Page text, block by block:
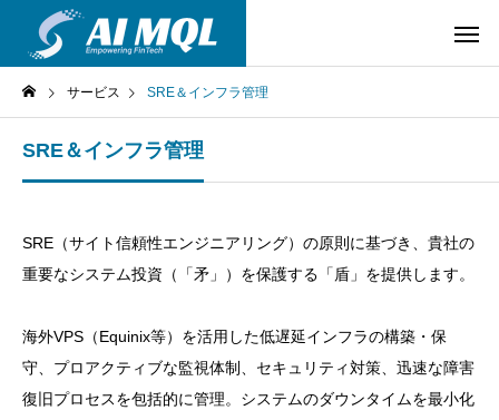
サービス SRE＆インフラ管理
SRE＆インフラ管理
SRE（サイト信頼性エンジニアリング）の原則に基づき、貴社の
重要なシステム投資（「矛」）を保護する「盾」を提供します。
海外VPS（Equinix等）を活用した低遅延インフラの構築・保
守、プロアクティブな監視体制、セキュリティ対策、迅速な障害
復旧プロセスを包括的に管理。システムのダウンタイムを最小化